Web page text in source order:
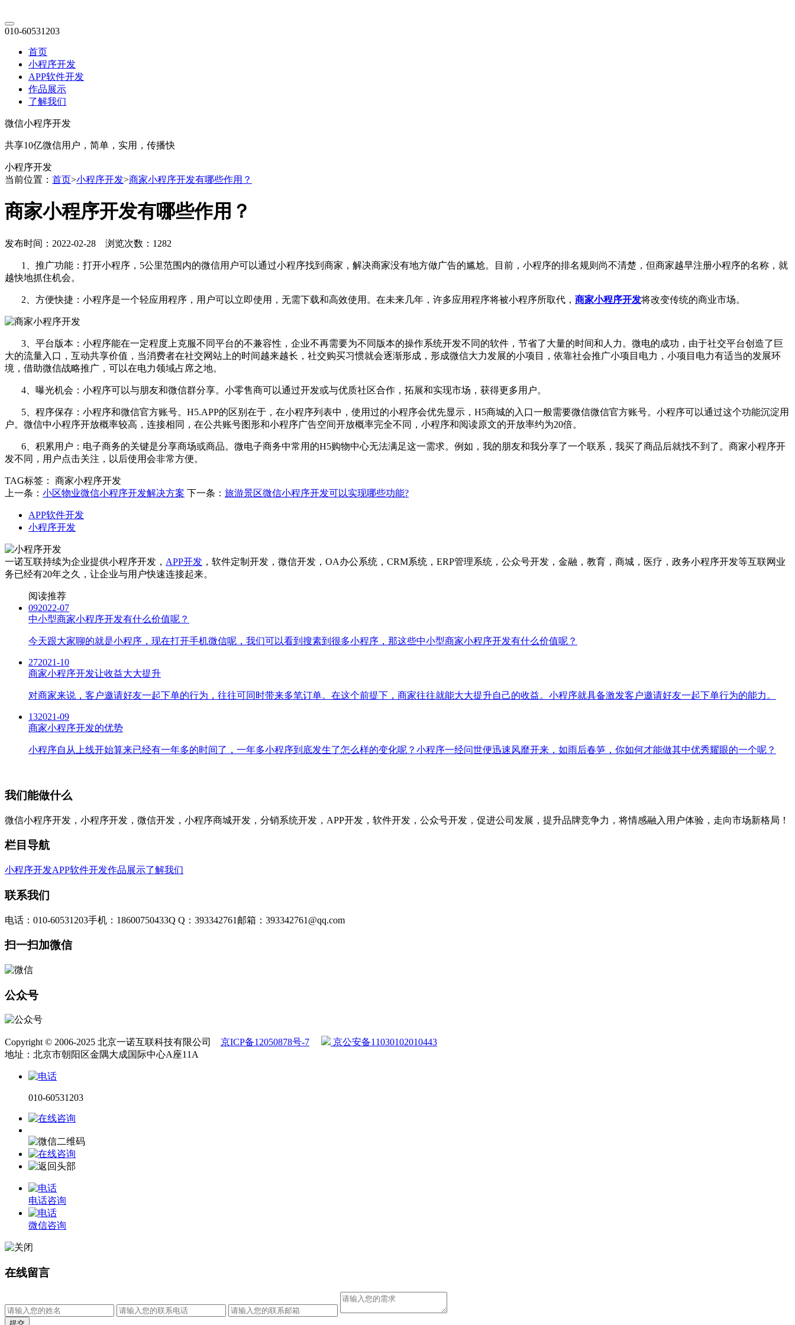
010-60531203
首页
小程序开发
APP软件开发
作品展示
了解我们
微信小程序开发
共享10亿微信用户，简单，实用，传播快
小程序开发
当前位置： 首页>小程序开发>商家小程序开发有哪些作用？
商家小程序开发有哪些作用？
发布时间：2022-02-28 浏览次数：1282
1、推广功能：打开小程序，5公里范围内的微信用户可以通过小程序找到商家，解决商家没有地方做广告的尴尬。目前，小程序的排名规则尚不清楚，但商家越早注册小程序的名称，就
越快地抓住机会。
2、方便快捷：小程序是一个轻应用程序，用户可以立即使用，无需下载和高效使用。在未来几年，许多应用程序将被小程序所取代， 商家小程序开发将改变传统的商业市场。
3、平台版本：小程序能在一定程度上克服不同平台的不兼容性，企业不再需要为不同版本的操作系统开发不同的软件，节省了大量的时间和人力。微电的成功，由于社交平台创造了巨
大的流量入口，互动共享价值，当消费者在社交网站上的时间越来越长，社交购买习惯就会逐渐形成，形成微信大力发展的小项目，依靠社会推广小项目电力，小项目电力有适当的发展环
境，借助微信战略推广，可以在电力领域占席之地。
4、曝光机会：小程序可以与朋友和微信群分享。小零售商可以通过开发或与优质社区合作，拓展和实现市场，获得更多用户。
5、程序保存：小程序和微信官方账号。H5.APP的区别在于，在小程序列表中，使用过的小程序会优先显示，H5商城的入口一般需要微信微信官方账号。小程序可以通过这个功能沉淀用
户。微信中小程序开放概率较高，连接相同，在公共账号图形和小程序广告空间开放概率完全不同，小程序和阅读原文的开放率约为20倍。
6、积累用户：电子商务的关键是分享商场或商品。微电子商务中常用的H5购物中心无法满足这一需求。例如，我的朋友和我分享了一个联系，我买了商品后就找不到了。商家小程序开
发不同，用户点击关注，以后使用会非常方便。
TAG标签：
商家小程序开发
上一条： 小区物业微信小程序开发解决方案 下一条： 旅游景区微信小程序开发可以实现哪些功能?
APP软件开发
小程序开发
一诺互联持续为企业提供小程序开发， APP开发 ，软件定制开发，微信开发，OA办公系统，CRM系统，ERP管理系统，公众号开发，金融，教育，商城，医疗，政务小程序开发等互联网业
务已经有20年之久，让企业与用户快速连接起来。
阅读推荐
092022-07
中小型商家小程序开发有什么价值呢？
今天跟大家聊的就是小程序，现在打开手机微信呢，我们可以看到搜素到很多小程序，那这些中小型商家小程序开发有什么价值呢？
272021-10
商家小程序开发让收益大大提升
对商家来说，客户邀请好友一起下单的行为，往往可同时带来多笔订单。在这个前提下，商家往往就能大大提升自己的收益。小程序就具备激发客户邀请好友一起下单行为的能力。
132021-09
商家小程序开发的优势
小程序自从上线开始算来已经有一年多的时间了，一年多小程序到底发生了怎么样的变化呢？小程序一经问世便迅速风靡开来，如雨后春笋，你如何才能做其中优秀耀眼的一个呢？
我们能做什么
微信小程序开发，小程序开发，微信开发，小程序商城开发，分销系统开发，APP开发，软件开发，公众号开发，促进公司发展，提升品牌竞争力，将情感融入用户体验，走向市场新格局！
栏目导航
小程序开发APP软件开发作品展示了解我们
联系我们
电话：010-60531203手机：18600750433Q Q：393342761 邮箱：393342761@qq.com
扫一扫加微信
公众号
Copyright © 2006-2025 北京一诺互联科技有限公司 京ICP备12050878号-7
京公安备11030102010443
地址：北京市朝阳区金隅大成国际中心A座11A
010-60531203
电话咨询
微信咨询
在线留言